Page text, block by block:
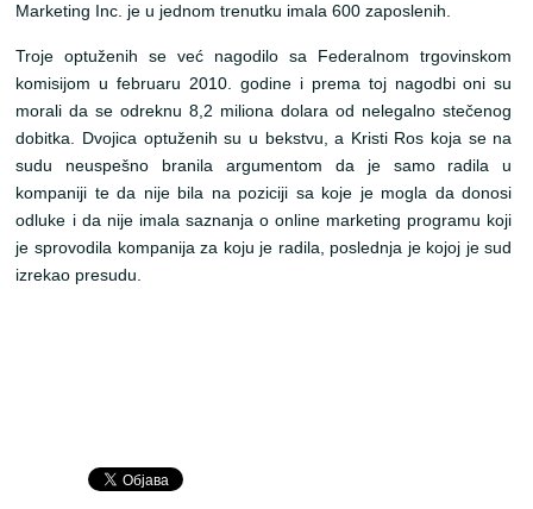
Marketing Inc. je u jednom trenutku imala 600 zaposlenih.
Troje optuženih se već nagodilo sa Federalnom trgovinskom
komisijom u februaru 2010. godine i prema toj nagodbi oni su
morali da se odreknu 8,2 miliona dolara od nelegalno stečenog
dobitka. Dvojica optuženih su u bekstvu, a Kristi Ros koja se na
sudu neuspešno branila argumentom da je samo radila u
kompaniji te da nije bila na poziciji sa koje je mogla da donosi
odluke i da nije imala saznanja o online marketing programu koji
je sprovodila kompanija za koju je radila, poslednja je kojoj je sud
izrekao presudu.